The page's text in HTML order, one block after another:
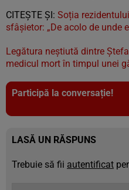
CITEȘTE ȘI: Soția
sfâșietor: „De acolo de unde
Legătura neștiută dintre
medicul mort în timpul unei
Participă la conversație!
LASĂ UN RĂSPUNS
Trebuie să fii autentificat